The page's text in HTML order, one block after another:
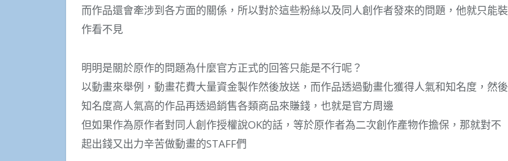
而作品還會牽涉到各方面的關係，所以對於這些粉絲以及同人創作者發來的問題，他就只能裝
作看不見
明明是關於原作的問題為什麼官方正式的回答只能是不行呢？
以動畫來舉例，動畫花費大量資金製作然後放送，而作品透過動畫化獲得人氣和知名度，然後
知名度高人氣高的作品再透過銷售各類商品來賺錢，也就是官方周邊
但如果作為原作者對同人創作授權說OK的話，等於原作者為二次創作產物作擔保，那就對不
起出錢又出力辛苦做動畫的STAFF們